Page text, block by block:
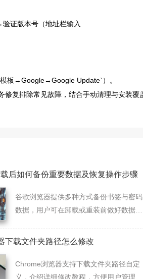
证版本号（地址栏输入
板→Google→Google Update`）。
修复排除常见故障，结合手动清理与安装覆
后如何备份重要数据及恢复操作步骤
谷歌浏览器提供多种方式备份书签与密码
数据，用户可在卸载或重装前做好数据导
下载文件夹路径怎么修改
Chrome浏览器支持下载文件夹路径自定
义，介绍详细修改教程，方便用户管理下